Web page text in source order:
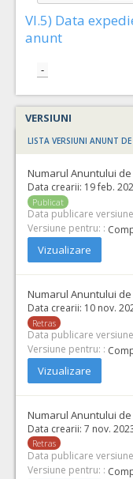
VI.5) Data
anunt
-
VERSIUNI
LISTA VERSIUNI ANUNT
Numarul Anuntului
Data crearii: 19 feb.
Publicat
Data publicare
Versiune pentru: :
Vizualizare
Numarul Anuntului
Data crearii: 10 nov.
Retras
Data publicare
Versiune pentru: :
Vizualizare
Numarul Anuntului
Data crearii: 7 nov.
Retras
Data publicare
Versiune pentru: :